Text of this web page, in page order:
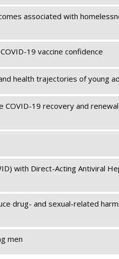
et dissemination
associated with
et dissémination
19 vaccine confidence
19)
health trajectories of young
COVID-19 recovery and
19)
with Direct-Acting Antiviral
drug- and sexual-related
men